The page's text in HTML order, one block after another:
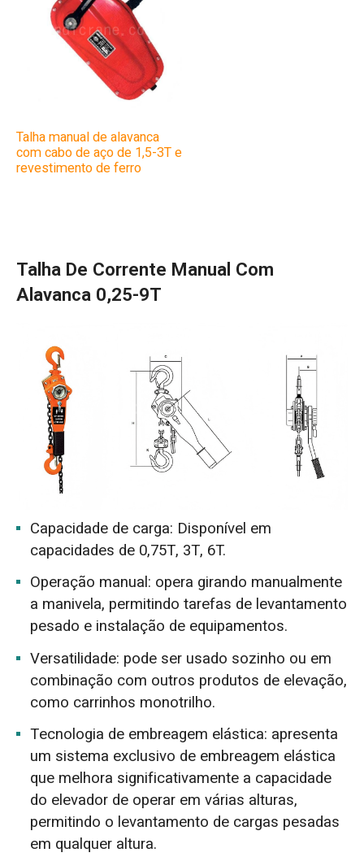
Talha manual de alavanca
com cabo de aço de 1,5-3T e
revestimento de ferro
Talha De Corrente Manual Com
Alavanca 0,25-9T
Capacidade de carga: Disponível em
capacidades de 0,75T, 3T, 6T.
Operação manual: opera girando manualmente
a manivela, permitindo tarefas de levantamento
pesado e instalação de equipamentos.
Versatilidade: pode ser usado sozinho ou em
combinação com outros produtos de elevação,
como carrinhos monotrilho.
Tecnologia de embreagem elástica: apresenta
um sistema exclusivo de embreagem elástica
que melhora significativamente a capacidade
do elevador de operar em várias alturas,
permitindo o levantamento de cargas pesadas
em qualquer altura.